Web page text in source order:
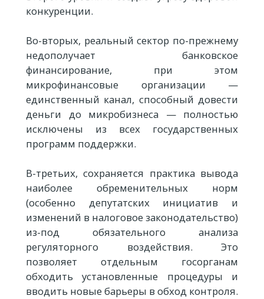
конкуренции.
Во-вторых, реальный сектор по-прежнему
недополучает банковское
финансирование, при этом
микрофинансовые организации —
единственный канал, способный довести
деньги до микробизнеса — полностью
исключены из всех государственных
программ поддержки.
В-третьих, сохраняется практика вывода
наиболее обременительных норм
(особенно депутатских инициатив и
изменений в налоговое законодательство)
из-под обязательного анализа
регуляторного воздействия. Это
позволяет отдельным госорганам
обходить установленные процедуры и
вводить новые барьеры в обход контроля.